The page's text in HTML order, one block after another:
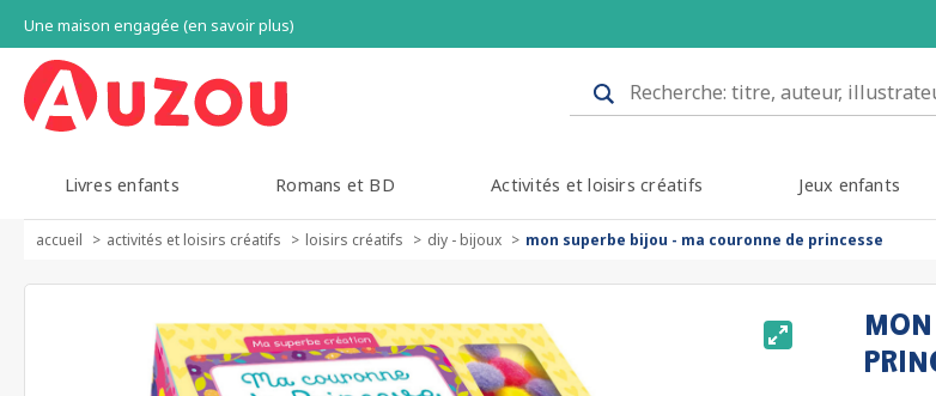
Une maison engagée (en savoir plus)
Livres enfants Romans et BD Activités et loisirs créatifs Jeux enfants
accueil activités et loisirs créatifs loisirs créatifs diy - bijoux mon superbe bijou - ma couronne de princesse